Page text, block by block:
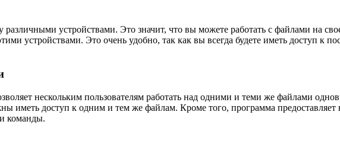
устройствами. Это значит, что вы можете работать с файлами на
устройствами. Это очень удобно, так как вы всегда будете иметь доступ к
нескольким пользователям работать над одними и теми же файлами
иметь доступ к одним и тем же файлам. Кроме того, программа
команды.